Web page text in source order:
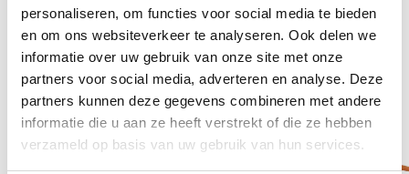
personaliseren, om functies voor social media te bieden
en om ons websiteverkeer te analyseren. Ook delen we
informatie over uw gebruik van onze site met onze
partners voor social media, adverteren en analyse. Deze
partners kunnen deze gegevens combineren met andere
informatie die u aan ze heeft verstrekt of die ze hebben
verzameld op basis van uw gebruik van hun services.
Gerelateerde producten